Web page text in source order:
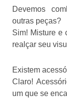
Devemos
outras peças?
Sim! Misture e
realçar seu
Existem
Claro!
um que se